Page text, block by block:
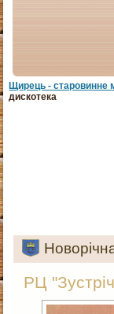
Щирець - старовинне
дискотека
РЦ